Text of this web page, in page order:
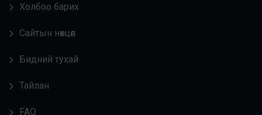
Холбоо барих
Сайтын нөхцөл
Бидний тухай
Тайлан
FAQ